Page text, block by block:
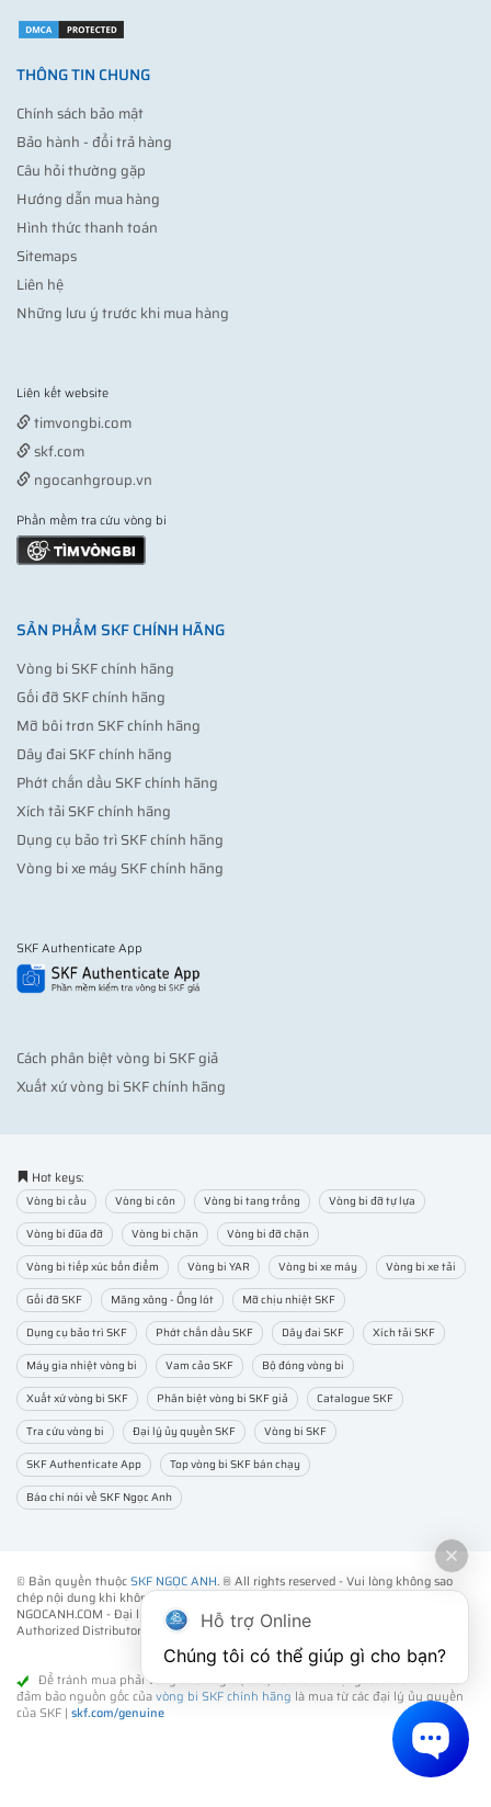
THÔNG TIN CHUNG
Chính sách bảo mật
Bảo hành - đổi trả hàng
Câu hỏi thường gặp
Hướng dẫn mua hàng
Hình thức thanh toán
Sitemaps
Liên hệ
Những lưu ý trước khi mua hàng
Liên kết website
timvongbi.com
skf.com
ngocanhgroup.vn
Phần mềm tra cứu vòng bi
SẢN PHẨM SKF CHÍNH HÃNG
Vòng bi SKF chính hãng
Gối đỡ SKF chính hãng
Mỡ bôi trơn SKF chính hãng
Dây đai SKF chính hãng
Phớt chắn dầu SKF chính hãng
Xích tải SKF chính hãng
Dụng cụ bảo trì SKF chính hãng
Vòng bi xe máy SKF chính hãng
SKF Authenticate App
Cách phân biệt vòng bi SKF giả
Xuất xứ vòng bi SKF chính hãng
Hot keys:
Vòng bi cầu Vòng bi côn Vòng bi tang trống
Vòng bi đỡ tự lựa
Vòng bi đũa đỡ
Vòng bi chặn
Vòng bi đỡ chặn
Vòng bi tiếp xúc bốn điểm
Vòng bi YAR Vòng bi xe máy
Vòng bi xe tải
Gối đỡ SKF
Măng xông - Ống lót
Mỡ chịu nhiệt SKF
Dụng cụ bảo trì SKF
Phớt chắn dầu SKF Dây đai SKF
Xích tải SKF
Máy gia nhiệt vòng bi
Vam cảo SKF
Bộ đóng vòng bi
Xuất xứ vòng bi SKF
Phân biệt vòng bi SKF giả
Catalogue SKF
Tra cứu vòng bi
Đại lý ủy quyền SKF
Vòng bi SKF
SKF Authenticate App
Top vòng bi SKF bán chạy
Báo chí nói về SKF Ngọc Anh
© Bản quyền thuộcSKF NGỌC ANH. ® All rights reserved - Vui lòng không sao
chép nội dung khi không được sự đồng ý của chúng tôi.
NGOCANH.COM - Đại lý ủy quyền vòng bi bạc đạn SKF chính hãng -
Authorized Distributor - Phân phối các sản phẩm SKF chính hãng tại Việt Nam.
Để tránh mua phải vòng bi SKF giả (fake) kém chất lượng. Cách tốt nhất để
đảm bảo nguồn gốc củavòng bi SKF chính hãng là mua từ các đại lý ủy quyền
của SKF | skf.com/genuine
Hỗ trợ Online
Chúng tôi có thể giúp gì cho bạn?